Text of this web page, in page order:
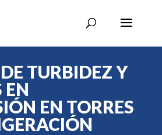
TURBIDEZ Y
EN
EN TORRES